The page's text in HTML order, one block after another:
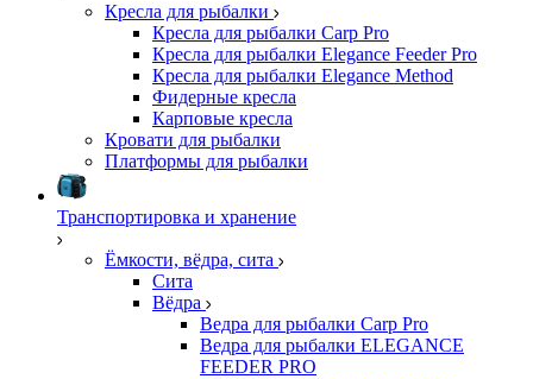
Кресла для рыбалки
Кресла для рыбалки Carp Pro
Кресла для рыбалки Elegance Feeder Pro
Кресла для рыбалки Elegance Method
Фидерные кресла
Карповые кресла
Кровати для рыбалки
Платформы для рыбалки
Транспортировка и хранение
Ёмкости, вёдра, сита
Сита
Вёдра
Ведра для рыбалки Carp Pro
Ведра для рыбалки ELEGANCE
FEEDER PRO